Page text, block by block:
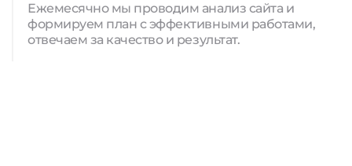
Ежемесячно мы проводим анализ сайта и
формируем план с эффективными работами,
отвечаем за качество и результат.